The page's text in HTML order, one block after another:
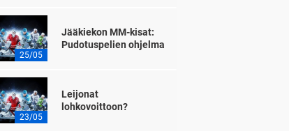
25/05
Jääkiekon MM-kisat:
Pudotuspelien ohjelma
23/05
Leijonat
lohkovoittoon?